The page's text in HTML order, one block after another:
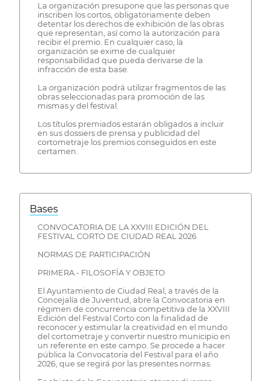
La organización presupone que las personas que
inscriben los cortos, obligatoriamente deben
detentar los derechos de exhibición de las obras
que representan, así como la autorización para
recibir el premio. En cualquier caso, la
organización se exime de cualquier
responsabilidad que pueda derivarse de la
infracción de esta base.
La organización podrá utilizar fragmentos de las
obras seleccionadas para promoción de las
mismas y del festival.
Los títulos premiados estarán obligados a incluir
en sus dossiers de prensa y publicidad del
cortometraje los premios conseguidos en este
certamen.
Bases
CONVOCATORIA DE LA XXVIII EDICIÓN DEL
FESTIVAL CORTO DE CIUDAD REAL 2026
NORMAS DE PARTICIPACIÓN
PRIMERA.- FILOSOFÍA Y OBJETO
El Ayuntamiento de Ciudad Real, a través de la
Concejalía de Juventud, abre la Convocatoria en
régimen de concurrencia competitiva de la XXVIII
Edición del Festival Corto con la finalidad de
reconocer y estimular la creatividad en el mundo
del cortometraje y convertir nuestro municipio en
un referente en este campo. Se procede a hacer
pública la Convocatoria del Festival para el año
2026, que se regirá por las presentes normas.